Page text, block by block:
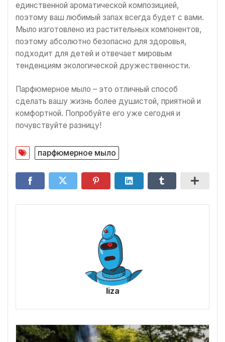
единственной ароматической композицией,
поэтому ваш любимый запах всегда будет с вами.
Мыло изготовлено из растительных компонентов,
поэтому абсолютно безопасно для здоровья,
подходит для детей и отвечает мировым
тенденциям экологической дружественности.
Парфюмерное мыло – это отличный способ
сделать вашу жизнь более душистой, приятной и
комфортной. Попробуйте его уже сегодня и
почувствуйте разницу!
парфюмерное мыло
liza